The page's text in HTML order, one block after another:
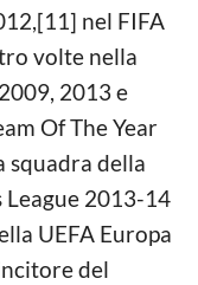
nel FIFA
volte nella
2013 e
Of The Year
squadra della
League 2013-14
UEFA Europa
del